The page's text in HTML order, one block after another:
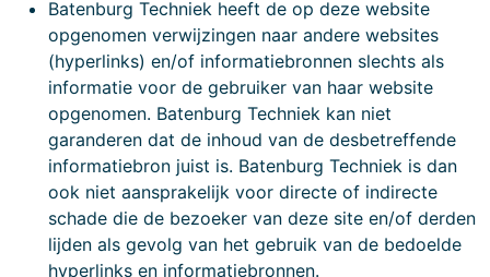
Batenburg Techniek heeft de op deze website
opgenomen verwijzingen naar andere websites
(hyperlinks) en/of informatiebronnen slechts als
informatie voor de gebruiker van haar website
opgenomen. Batenburg Techniek kan niet
garanderen dat de inhoud van de desbetreffende
informatiebron juist is. Batenburg Techniek is dan
ook niet aansprakelijk voor directe of indirecte
schade die de bezoeker van deze site en/of derden
lijden als gevolg van het gebruik van de bedoelde
hyperlinks en informatiebronnen.